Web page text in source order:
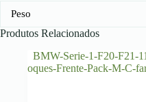
Peso
Produtos Relacionados